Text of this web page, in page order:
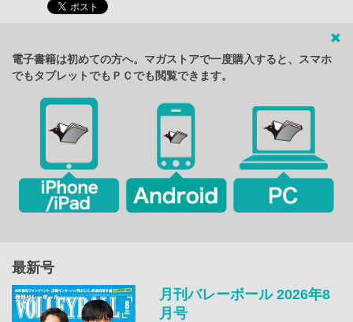
電子書籍は初めての方へ。マガストアで一度購入すると、スマホ
でもタブレットでもＰＣでも閲覧できます。
最新号
月刊バレーボール 2026年8
月号